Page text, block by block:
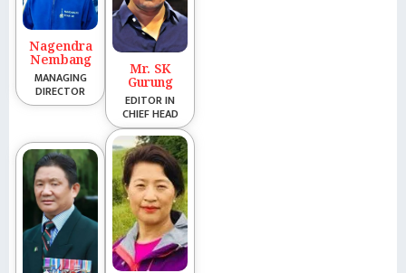
Nagendra
Nembang
MANAGING
DIRECTOR
Mr. SK
Gurung
EDITOR IN
CHIEF HEAD